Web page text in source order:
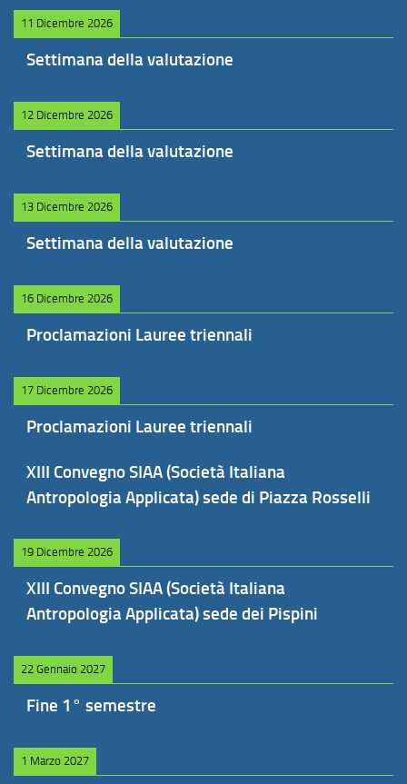
11 Dicembre 2026
Settimana della valutazione
12 Dicembre 2026
Settimana della valutazione
13 Dicembre 2026
Settimana della valutazione
16 Dicembre 2026
Proclamazioni Lauree triennali
17 Dicembre 2026
Proclamazioni Lauree triennali
XIII Convegno SIAA (Società Italiana
Antropologia Applicata) sede di Piazza Rosselli
19 Dicembre 2026
XIII Convegno SIAA (Società Italiana
Antropologia Applicata) sede dei Pispini
22 Gennaio 2027
Fine 1° semestre
1 Marzo 2027